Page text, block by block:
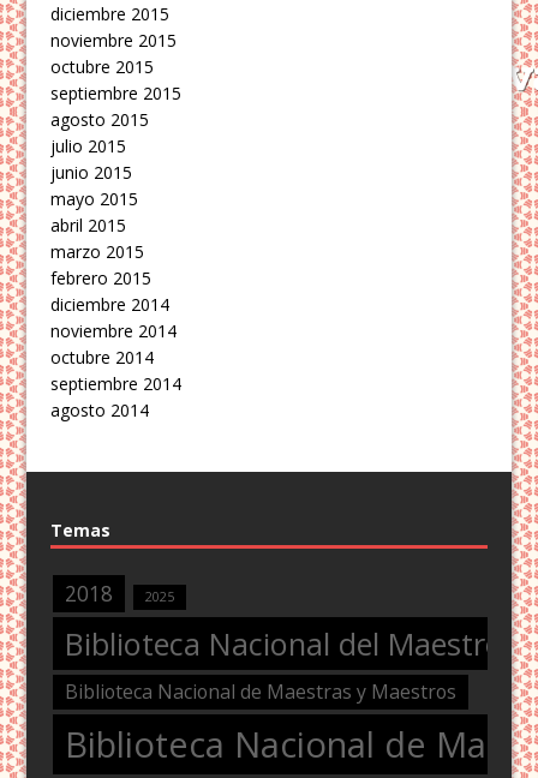
diciembre 2015
noviembre 2015
octubre 2015
septiembre 2015
agosto 2015
julio 2015
junio 2015
mayo 2015
abril 2015
marzo 2015
febrero 2015
diciembre 2014
noviembre 2014
octubre 2014
septiembre 2014
agosto 2014
Temas
2018 2025
Biblioteca Nacional del Maestro
Biblioteca Nacional de Maestras y Maestros
Biblioteca Nacional de